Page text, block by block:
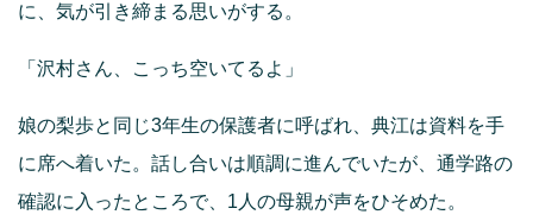
に、気が引き締まる思いがする。
「沢村さん、こっち空いてるよ」
娘の梨歩と同じ3年生の保護者に呼ばれ、典江は資料を手
に席へ着いた。話し合いは順調に進んでいたが、通学路の
確認に入ったところで、1人の母親が声をひそめた。